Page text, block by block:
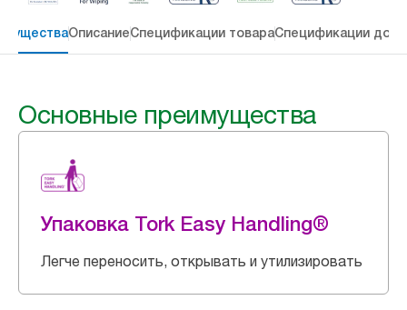
ОписаниеСпецификации товараСпецификации
Основные преимущества
Упаковка Tork Easy Handling®
Легче переносить, открывать и утилизировать